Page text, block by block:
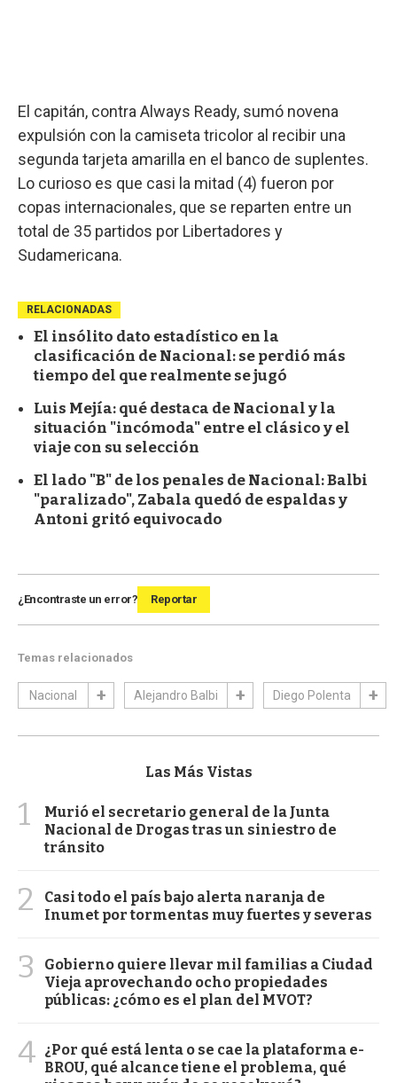
El capitán, contra Always Ready, sumó novena
expulsión con la camiseta tricolor al recibir una
segunda tarjeta amarilla en el banco de suplentes.
Lo curioso es que casi la mitad (4) fueron por
copas internacionales, que se reparten entre un
total de 35 partidos por Libertadores y
Sudamericana.
RELACIONADAS
El insólito dato estadístico en la
clasificación de Nacional: se perdió más
tiempo del que realmente se jugó
Luis Mejía: qué destaca de Nacional y la
situación "incómoda" entre el clásico y el
viaje con su selección
El lado "B" de los penales de Nacional: Balbi
"paralizado", Zabala quedó de espaldas y
Antoni gritó equivocado
¿Encontraste un error? Reportar
Temas relacionados
Nacional Alejandro Balbi Diego Polenta
Las Más Vistas
1
Murió el secretario general de la Junta
Nacional de Drogas tras un siniestro de
tránsito
2
Casi todo el país bajo alerta naranja de
Inumet por tormentas muy fuertes y severas
3
Gobierno quiere llevar mil familias a Ciudad
Vieja aprovechando ocho propiedades
públicas: ¿cómo es el plan del MVOT?
4 ¿Por qué está lenta o se cae la plataforma e-
BROU, qué alcance tiene el problema, qué